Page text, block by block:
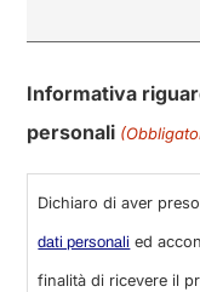
Informativa
personali
Dichiaro di aver
dati personali ed
finalità di ricevere il